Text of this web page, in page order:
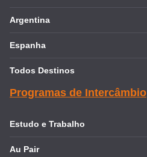
Argentina
Espanha
Todos Destinos
Programas de Intercâmbio
Estudo e Trabalho
Au Pair